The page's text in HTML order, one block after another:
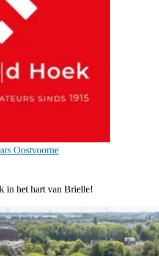
Oostvoorne
in het hart van Brielle!